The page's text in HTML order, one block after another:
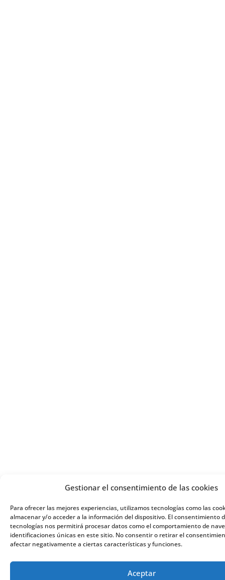
Gestionar el consentimiento de las cookies
Para ofrecer las mejores experiencias, utilizamos tecnologías como las
almacenar y/o acceder a la información del dispositivo. El consentimiento
tecnologías nos permitirá procesar datos como el comportamiento de
identificaciones únicas en este sitio. No consentir o retirar el
afectar negativamente a ciertas características y funciones.
Aceptar